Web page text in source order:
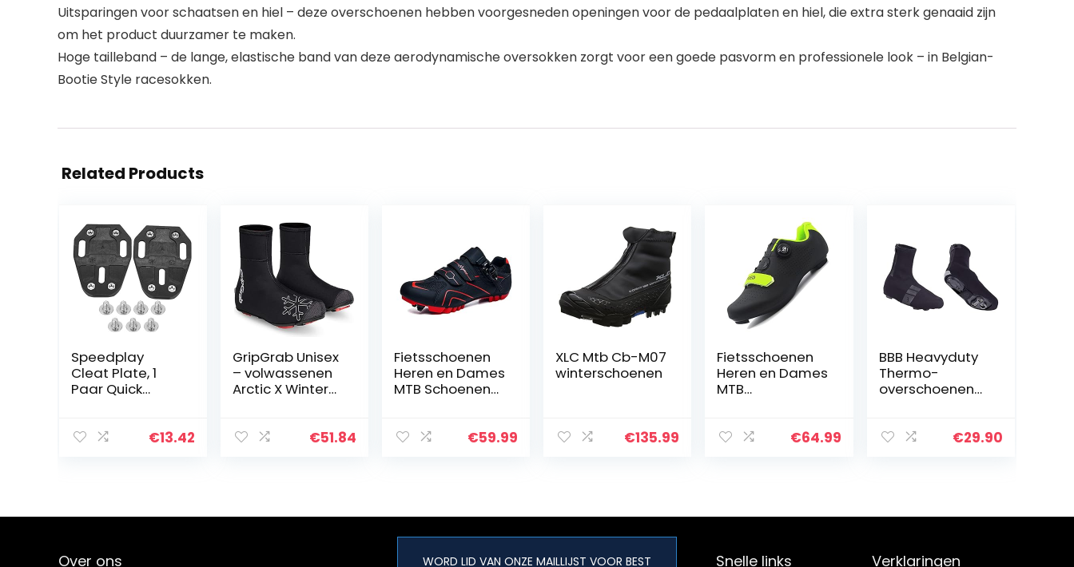
Uitsparingen voor schaatsen en hiel – deze overschoenen hebben voorgesneden openingen voor de pedaalplaten en hiel, die extra sterk genaaid zijn
om het product duurzamer te maken.
Hoge tailleband – de lange, elastische band van deze aerodynamische oversokken zorgt voor een goede pasvorm en professionele look – in Belgian-
Bootie Style racesokken.
Related Products
Speedplay
Cleat Plate, 1
Paar Quick
Cleat Covers
€13.42
GripGrab Unisex
– volwassenen
Arctic X Winter
overschoenen
CX…
€51.84
Fietsschoenen
Heren en Dames
MTB Schoenen
Schoenen
€59.99
XLC Mtb Cb-M07
winterschoenen
€135.99
Fietsschoenen
Heren en Dames
MTB
Fietsschoenen
€64.99
BBB Heavyduty
Thermo-
overschoenen
€29.90
Over ons WORD LID VAN ONZE MAILLIJST VOOR BEST Snelle links Verklaringen